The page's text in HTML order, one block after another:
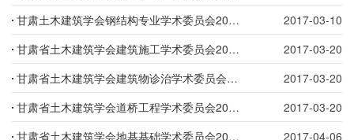
甘肃土木建筑学会钢结构专业学术委员会2016年度工作总结与2017年工作计划
2017-03-10
甘肃省土木建筑学会建筑施工学术委员会2016年工作总结及2017年工作计划和展望
2017-03-20
甘肃省土木建筑学会建筑物诊治学术委员会2016年工作总结及2017年工作计划
2017-03-20
甘肃省土木建筑学会道桥工程学术委员会2016年工作总结
2017-03-20
甘肃省土木建筑学会地基基础学术委员会2016年工作总结及2017年工作计划
2017-04-06